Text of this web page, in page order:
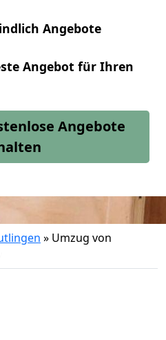
Angebote
Angebot für Ihren
Angebote
» Umzug von